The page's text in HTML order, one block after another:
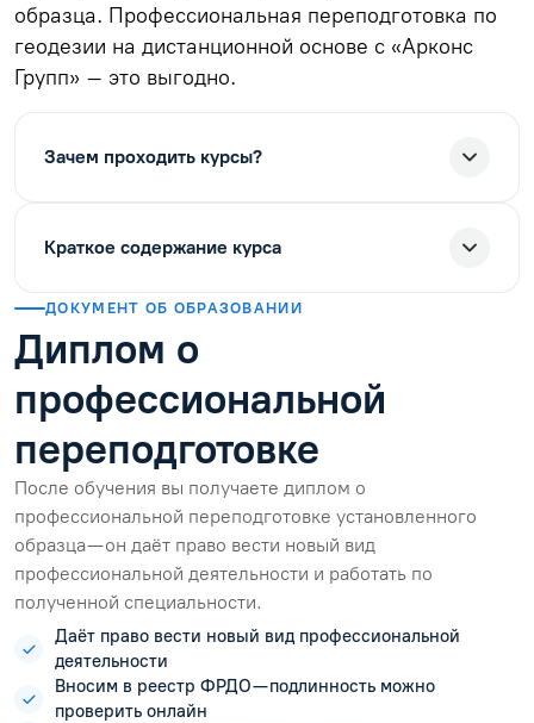
образца. Профессиональная переподготовка по
геодезии на дистанционной основе с «Арконс
Групп» – это выгодно.
Зачем проходить курсы?
Краткое содержание курса
ДОКУМЕНТ ОБ ОБРАЗОВАНИИ
Диплом о
профессиональной
переподготовке
После обучения вы получаете диплом о
профессиональной переподготовке установленного
образца — он даёт право вести новый вид
профессиональной деятельности и работать по
полученной специальности.
Даёт право вести новый вид профессиональной
деятельности
Вносим в реестр ФРДО — подлинность можно
проверить онлайн